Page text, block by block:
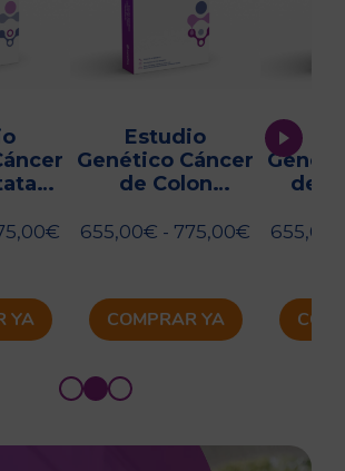
desde 790,00€ hasta 915,00€
€ Rango de precios: desde
YA
Estudio
Genético Cáncer
de Colon
655,00€ - 775,00€ Rango
COMPRAR YA
de
655,00